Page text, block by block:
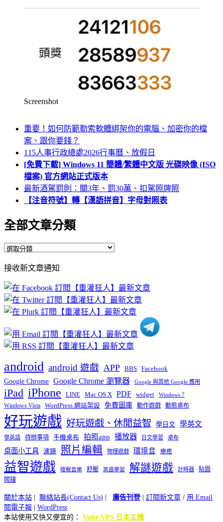
Screenshot
重要！如何防範勒索軟體綁架你的電腦、加密你的檔
案、跟你要錢？
115人事行政總處2026行事曆、放假日
[免費下載] Windows 11 簡體/繁體中文版 光碟映像 (ISO
檔案) 官方網站正式版本
最新酒駕罰則：關3年、罰30萬、扣駕照牌照
【注音符號】轉【漢語拼音】字母對照表
全部文章分類
全
文
章
分
類
接收新文章通知
android android 遊戲 APP BBS Facebook
Google Chrome Google Chrome 瀏覽器 Google 與其他 Google 應用
iPad iPhone LINE Mac OS X PDF widget Windows 7
Windows Vista WordPress 網站架設 免費圖庫 動作遊戲 動態桌布
好玩遊戲 好玩遊戲、休閒益智 學日文 學英文
學英語 待辦事項 手機桌布 拍照app 播放器 日文學習 桌布
桌面小工具 濾鏡 照片編輯 物理遊戲 環境音 療癒
益智遊戲 睡眠音樂 舒壓 英語學習 解謎遊戲 計時器
貼圖
鬧鐘
關於本站 | 聯絡站長(Contact Us) | 廣告刊登| 訂閱新文章 / 用 Email
閱電子報 | WordPress
本站使用又快又便宜的： Vultr VPS 日本主機